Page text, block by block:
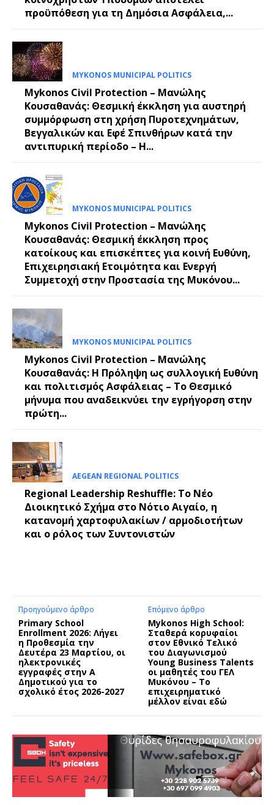
προϋπόθεση για τη Δημόσια Ασφάλεια,...
MYKONOS MUNICIPAL POLITICS
Mykonos Civil Protection – Μανώλης
Κουσαθανάς: Θεσμική έκκληση για αυστηρή
συμμόρφωση στη χρήση Πυροτεχνημάτων,
Βεγγαλικών και Εφέ Σπινθήρων κατά την
αντιπυρική περίοδο – Η...
MYKONOS MUNICIPAL POLITICS
Mykonos Civil Protection – Μανώλης
Κουσαθανάς: Θεσμική έκκληση προς
κατοίκους και επισκέπτες για κοινή Ευθύνη,
Επιχειρησιακή Ετοιμότητα και Ενεργή
Συμμετοχή στην Προστασία της Μυκόνου...
MYKONOS MUNICIPAL POLITICS
Mykonos Civil Protection – Μανώλης
Κουσαθανάς: Η Πρόληψη ως συλλογική Ευθύνη
και πολιτισμός Ασφάλειας – Το Θεσμικό
μήνυμα που αναδεικνύει την εγρήγορση στην
πρώτη...
AEGEAN REGIONAL POLITICS
Regional Leadership Reshuffle: Το Νέο
Διοικητικό Σχήμα στο Νότιο Αιγαίο, η
κατανομή χαρτοφυλακίων / αρμοδιοτήτων
και ο ρόλος των Συντονιστών
Προηγούμενο άρθρο
Primary School
Enrollment 2026: Λήγει
η Προθεσμία την
Δευτέρα 23 Μαρτίου, οι
ηλεκτρονικές
εγγραφές στην Α
Δημοτικού για το
σχολικό έτος 2026-2027
Επόμενο άρθρο
Mykonos High School:
Σταθερά κορυφαίοι
στον Εθνικό Τελικό
του Διαγωνισμού
Young Business Talents
οι μαθητές του ΓΕΛ
Μυκόνου – Το
επιχειρηματικό
μέλλον είναι εδώ